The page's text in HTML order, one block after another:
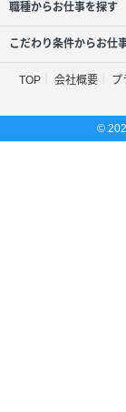
職種からお仕事を探す
こだわり条件からお仕
TOP 会社概要 プ
©